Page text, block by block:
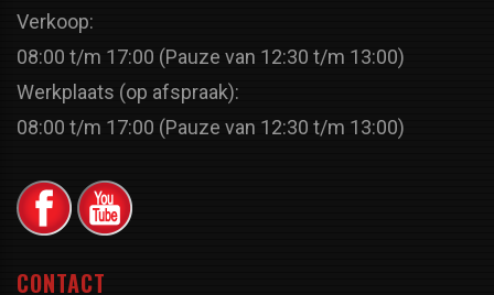
Verkoop:
08:00 t/m 17:00 (Pauze van 12:30 t/m 13:00)
Werkplaats (op afspraak):
08:00 t/m 17:00 (Pauze van 12:30 t/m 13:00)
CONTACT